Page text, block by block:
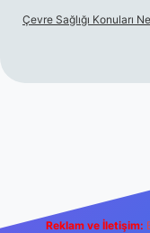
Çevre Sağlığı Konuları
Reklam ve İletişim: